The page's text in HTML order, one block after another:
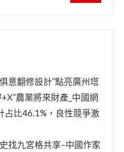
意翻修設計”點亮廣州塔
農業將來財產_中國網
占比46.1%，良性競爭激
找九宮格共享–中國作家